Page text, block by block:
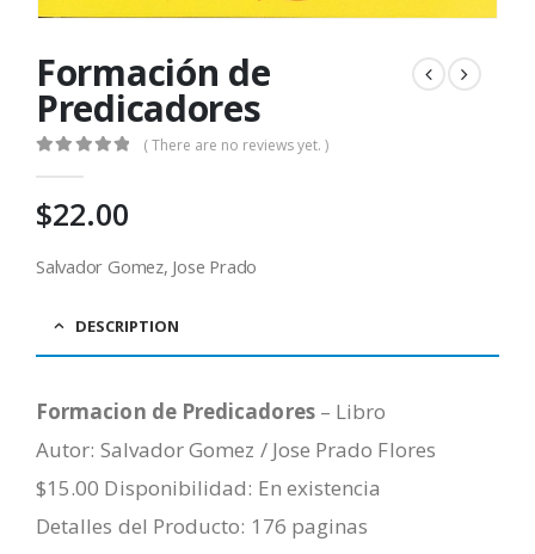
Formación de
Predicadores
( There are no reviews yet. )
$22.00
Salvador Gomez, Jose Prado
DESCRIPTION
Formacion de Predicadores– Libro
Autor: Salvador Gomez / Jose Prado Flores
$15.00 Disponibilidad: En existencia
Detalles del Producto: 176 paginas